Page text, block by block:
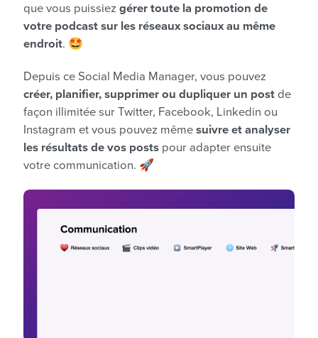
que vous puissiez gérer toute la promotion de
votre podcast sur les réseaux sociaux au même
endroit. 🤩
Depuis ce Social Media Manager, vous pouvez
créer, planifier, supprimer ou dupliquer un post de
façon illimitée sur Twitter, Facebook, Linkedin ou
Instagram et vous pouvez même suivre et analyser
les résultats de vos posts pour adapter ensuite
votre communication. 🚀